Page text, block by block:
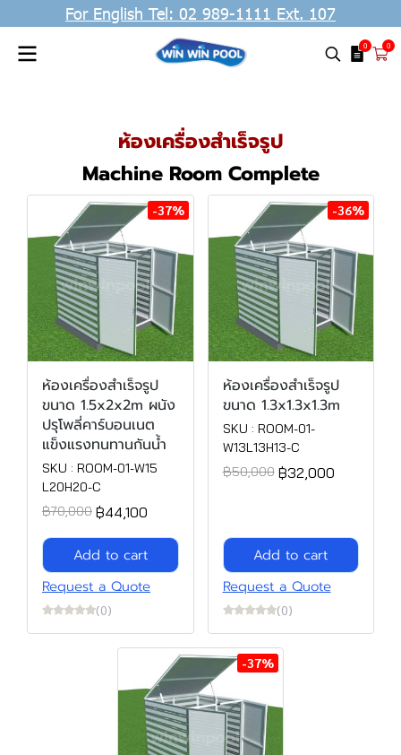
For English Tel: 02 989-1111 Ext. 107
0 0
ห้องเครื่องสำเร็จรูป
Machine Room Complete
-37%
ห้องเครื่องสำเร็จรูป
ขนาด 1.5x2x2m ผนัง
ปรุโพลี่คาร์บอนเนต
แข็งแรงทนทานกันน้ำ
SKU : ROOM-01-W15
L20H20-C
฿70,000 ฿44,100
Add to cart
Request a Quote
(0)
-36%
ห้องเครื่องสำเร็จรูป
ขนาด 1.3x1.3x1.3m
SKU : ROOM-01-
W13L13H13-C
฿50,000 ฿32,000
Add to cart
Request a Quote
(0)
-37%